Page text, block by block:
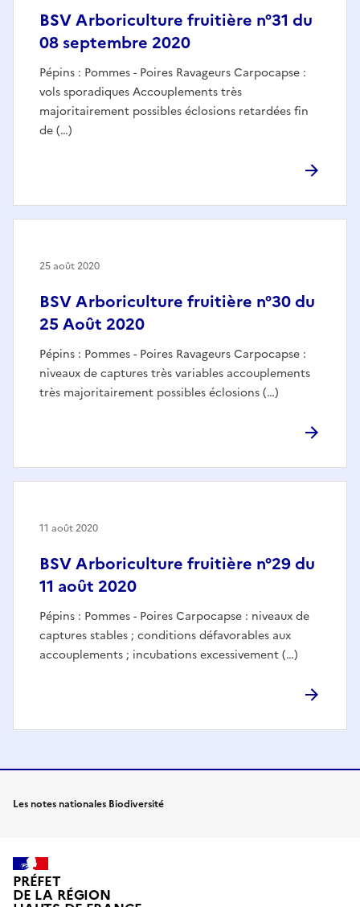
BSV Arboriculture fruitière n°31 du
08 septembre 2020
Pépins : Pommes - Poires Ravageurs Carpocapse :
vols sporadiques Accouplements très
majoritairement possibles éclosions retardées fin
de (…)
BSV Arboriculture fruitière n°30 du
25 Août 2020
Pépins : Pommes - Poires Ravageurs Carpocapse :
niveaux de captures très variables accouplements
très majoritairement possibles éclosions (…)
25 août 2020
BSV Arboriculture fruitière n°29 du
11 août 2020
Pépins : Pommes - Poires Carpocapse : niveaux de
captures stables ; conditions défavorables aux
accouplements ; incubations excessivement (…)
11 août 2020
Les notes nationales Biodiversité
PRÉFET
DE LA RÉGION